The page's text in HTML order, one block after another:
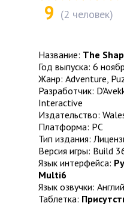
9 (2 человек)
Название: The
Год выпуска: 6
Жанр: Adventure,
Разработчик:
Interactive
Издательство:
Платформа: PC
Тип издания:
Версия игры: Build
Язык интерфейса:
Multi6
Язык озвучки:
Таблетка: